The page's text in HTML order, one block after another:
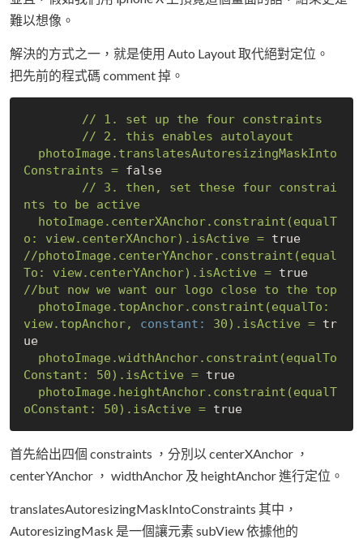
難以想像。
解決的方式之一，就是使用 Auto Layout 取代絕對定位。
把先前的程式碼 comment 掉。
// 1 . set up the four constraints
//
2 . this enables
autolayout
photoImage.translatesAutoresizingMaskInto
Constraints = false
//
3 . then, set these four constrai
nts
to be
active
hotoImage.centerXAnchor.constraint(equalT
o:
view.centerXAnchor).isActive = true
//photoImage.centerYAnchor.constraint(equal
To:
view.centerYAnchor).isActive = true
//but
now we want our logo close to the
top
photoImage.topAnchor.constraint(equalTo:
view.topAnchor,
constant: 30).isActive = tr
ue
photoImage.widthAnchor.constraint(equalTo
Constant:
50).isActive = true
photoImage.heightAnchor.constraint(equalT
oConstant:
50).isActive = true
首先給出四個 constraints ，分別以 centerXAnchor ，
centerYAnchor ， widthAnchor 及 heightAnchor 進行定位。
translatesAutoresizingMaskIntoConstraints 其中，
AutoresizingMask 是一個讓元素 subView 依據他的